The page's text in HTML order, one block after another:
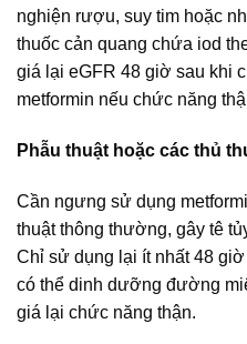
nghiện rượu, suy tim hoặc
thuốc cản quang chứa iod
giá lại eGFR 48 giờ sau khi
metformin nếu chức năng
Phẫu thuật hoặc các thủ
Cần ngưng sử dụng
thuật thông thường, gây tê
Chỉ sử dụng lại ít nhất 48
có thể dinh dưỡng đường
giá lại chức năng thận.